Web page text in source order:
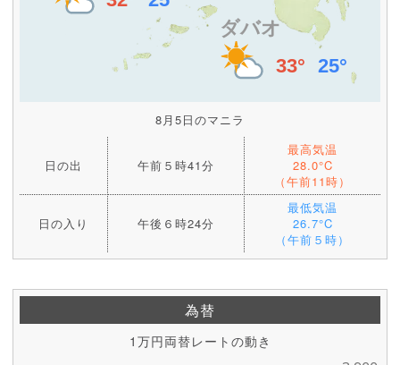
8月5日のマニラ
日の出 午前５時41分
最高気温
28.0°C
（午前11時）
日の入り 午後６時24分
最低気温
26.7°C
（午前５時）
為替
1万円両替レートの動き